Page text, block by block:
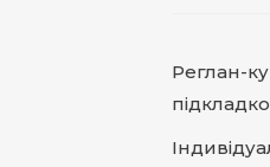
Реглан-